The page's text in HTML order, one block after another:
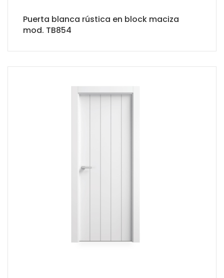
Puerta blanca rústica en block maciza
mod. TB854